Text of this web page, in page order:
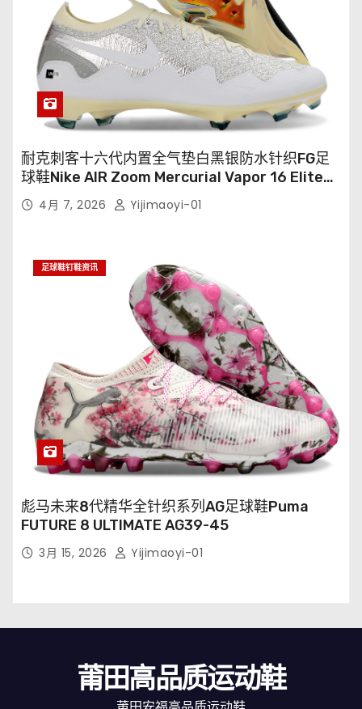
耐克刺客十六代内置全气垫白黑银防水针织FG足
球鞋Nike AIR Zoom Mercurial Vapor 16 Elite
XXV FG35-45
4月 7, 2026 Yijimaoyi-01
足球鞋钉鞋资讯
彪马未来8代精华全针织系列AG足球鞋Puma
FUTURE 8 ULTIMATE AG39-45
3月 15, 2026 Yijimaoyi-01
莆田高品质运动鞋